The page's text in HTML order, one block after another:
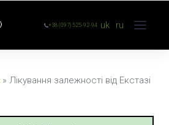
+38 (097) 525-92-94 uk ru
» Лікування залежності від Екстазі